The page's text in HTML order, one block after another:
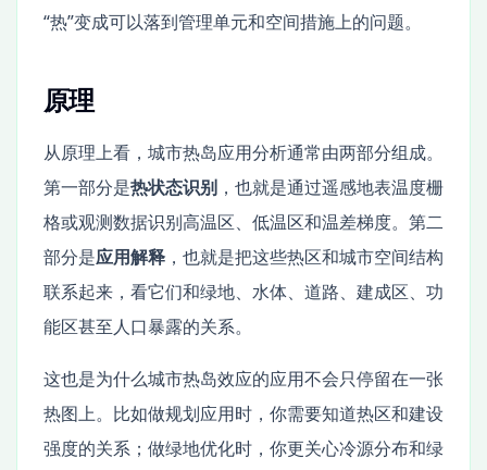
“热”变成可以落到管理单元和空间措施上的问题。
原理
从原理上看，城市热岛应用分析通常由两部分组成。
第一部分是热状态识别 ，也就是通过遥感地表温度栅
格或观测数据识别高温区、低温区和温差梯度。第二
部分是应用解释 ，也就是把这些热区和城市空间结构
联系起来，看它们和绿地、水体、道路、建成区、功
能区甚至人口暴露的关系。
这也是为什么城市热岛效应的应用不会只停留在一张
热图上。比如做规划应用时，你需要知道热区和建设
强度的关系；做绿地优化时，你更关心冷源分布和绿